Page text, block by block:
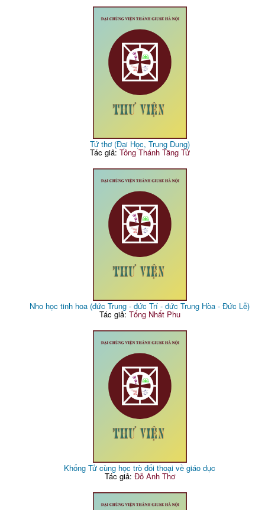
Tứ thơ (Đại Học, Trung Dung)
Tác giả: Tông Thánh Tăng Tử
Nho học tinh hoa (đức Trung - đức Trí - đức Trung Hòa - Đức Lễ)
Tác giả: Tống Nhất Phu
Khổng Tử cùng học trò đối thoại về giáo dục
Tác giả: Đỗ Anh Thơ